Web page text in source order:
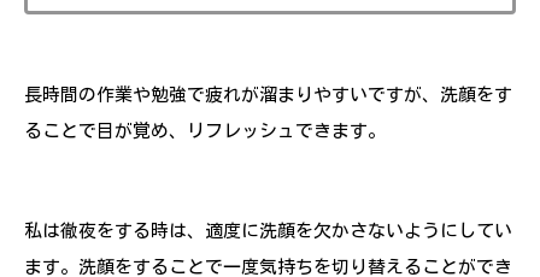
長時間の作業や勉強で疲れが溜まりやすいですが、洗顔をす
ることで目が覚め、リフレッシュできます。
私は徹夜をする時は、適度に洗顔を欠かさないようにしてい
ます。洗顔をすることで一度気持ちを切り替えることができ